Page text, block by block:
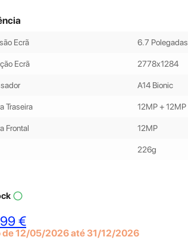
Ecrã 6.7 Polegadas
Ecrã 2778x1284
A14 Bionic
Traseira 12MP + 12MP
Frontal 12MP
226g
panorama_fish_eye
€
de 12/05/2026 até 31/12/2026